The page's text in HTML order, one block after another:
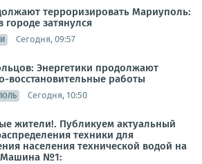
терроризировать Мариуполь:
городе затянулся
Сегодня, 09:57
Энергетики продолжают
восстановительные работы
Сегодня, 10:50
жители!. Публикуем актуальный
техники для
населения технической водой на
Машина №1: